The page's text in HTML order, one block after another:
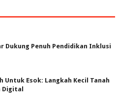
Dukung Penuh Pendidikan Inklusi
Untuk Esok: Langkah Kecil Tanah
Digital